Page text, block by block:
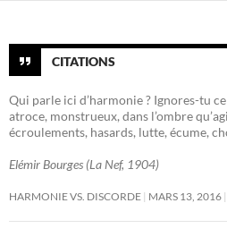
CITATIONS
Qui parle ici d’harmonie ? Ignores-tu
atroce, monstrueux, dans l’ombre
écroulements, hasards, lutte, écume,
Elémir Bourges (La Nef, 1904)
HARMONIE VS. DISCORDE MARS 13, 2016